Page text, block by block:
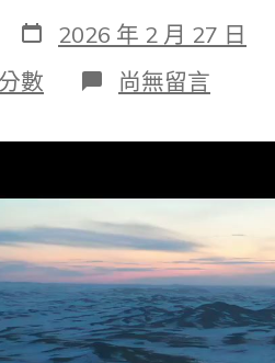
發
表
日
期
2026 年 2 月 27 日
分數 在
〈新
走
層
田
野
逐
風：
守
護
尚無留言